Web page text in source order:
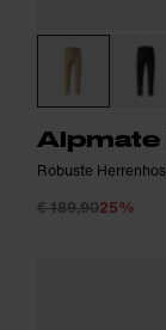
Alpmate
Robuste
€ 189,9025%